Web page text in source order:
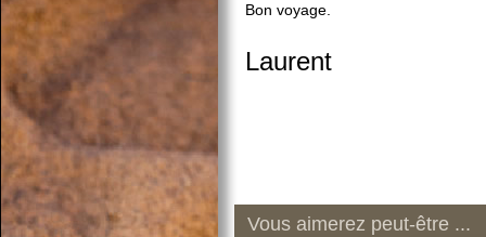
Bon voyage.
Laurent
Vous aimerez peut-être ...